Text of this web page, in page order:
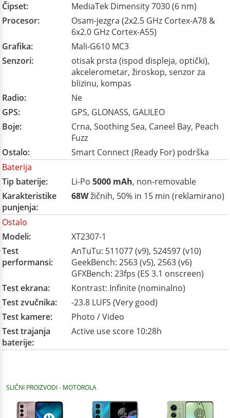
Čipset:
MediaTek Dimensity 7030 (6 nm)
Procesor:
Osam-jezgra (2x2.5 GHz Cortex-A78 &
6x2.0 GHz Cortex-A55)
Grafika:
Mali-G610 MC3
Senzori:
otisak prsta (ispod displeja, optički),
akcelerometar, žiroskop, senzor za
blizinu, kompas
Radio:
Ne
GPS:
GPS, GLONASS, GALILEO
Boje:
Crna, Soothing Sea, Caneel Bay, Peach
Fuzz
Ostalo:
Smart Connect (Ready For) podrška
Baterija
Tip baterije:
Li-Po 5000 mAh, non-removable
Karakteristike
punjenja:
68Wžičnih, 50% in 15 min (reklamirano)
Ostalo
Modeli:
XT2307-1
Test
performansi:
AnTuTu: 511077 (v9), 524597 (v10)
GeekBench: 2563 (v5), 2563 (v6)
GFXBench: 23fps (ES 3.1 onscreen)
Test ekrana:
Kontrast: Infinite (nominalno)
Test zvučnika:
-23.8 LUFS (Very good)
Test kamere:
Photo / Video
Test trajanja
baterije:
Active use score 10:28h
SLIČNI PROIZVODI - MOTOROLA